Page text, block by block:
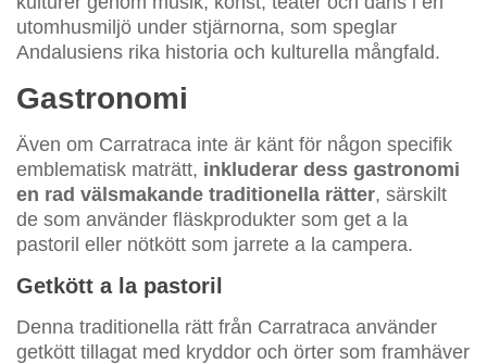
utomhusmiljö under stjärnorna, som speglar
Andalusiens rika historia och kulturella mångfald.
Gastronomi
Även om Carratraca inte är känt för någon specifik
emblematisk maträtt, inkluderar dess gastronomi
en rad välsmakande traditionella rätter, särskilt
de som använder fläskprodukter som get a la
pastoril eller nötkött som jarrete a la campera.
Getkött a la pastoril
Denna traditionella rätt från Carratraca använder
getkött tillagat med kryddor och örter som framhäver